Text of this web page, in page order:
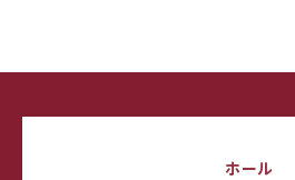
ホール